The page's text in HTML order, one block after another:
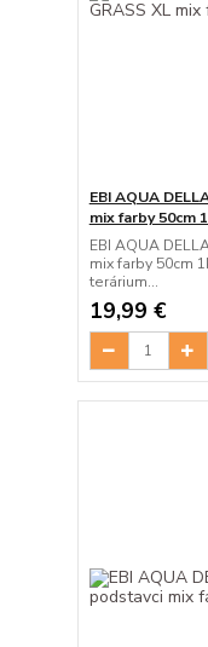
EBI AQUA
mix farby 50cm
EBI AQUA
mix farby 50cm
terárium...
19,99 €